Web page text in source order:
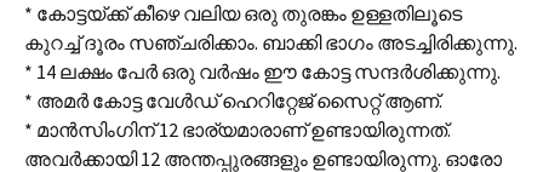
* കോട്ടയ്ക്ക് കീഴെ വലിയ ഒരു തുരങ്കം ഉള്ളതിലൂടെ
കുറച്ച് ദൂരം സഞ്ചരിക്കാം. ബാക്കി ഭാഗം അടച്ചിരിക്കുന്നു.
* 14 ലക്ഷം പേർ ഒരു വർഷം ഈ കോട്ട സന്ദർശിക്കുന്നു.
* അമർ കോട്ട വേൾഡ് ഹെറിറ്റേജ് സൈറ്റ് ആണ്.
* മാൻസിംഗിന് 12 ഭാര്യമാരാണ് ഉണ്ടായിരുന്നത്.
അവർക്കായി 12 അന്തപ്പുരങ്ങളും ഉണ്ടായിരുന്നു. ഓരോ